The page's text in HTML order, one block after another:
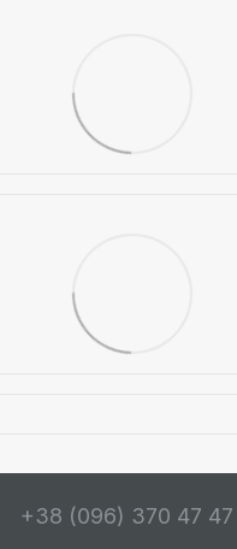
+38 (096) 370 47 47